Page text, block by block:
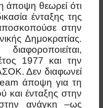
άποψη θεωρεί ότι
ένταξης της
στην
Δημοκρατίας.
1977 και την
Δεν διαφωνεί
άποψη για τη
και ένταξης στην
ανάγκη –ως